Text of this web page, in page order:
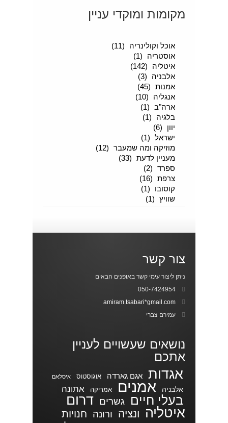
מקומות ומוקדי עניין
אוכל וקולינריה
(11)
אוסטריה
(1)
איטליה
(142)
אלבניה
(3)
אמנות (45)
אנגליה
(10)
ארה"ב (1)
בלגיה
(1)
יוון
(6)
ישראל (1)
מוזיקה ומה שמעבר (12)
מעניין לדעת (33)
ספרד (2)
צרפת (16)
קוסובו
(1)
שוויץ (1)
צור קשר
ניתן ליצור עימי קשר באופנים הבאים
050-7424954
amiram.tsabari*gmail.com
עמירם צברי
נושאים שעשויים לעניין
אתכם
אגדות אגם גארדה אוגוסטוס איסלאם
אלבניה אמנים אמריקה אתונה
בעלי חיים גשרים דרום
איטליה
ונציה ורונה חנויות